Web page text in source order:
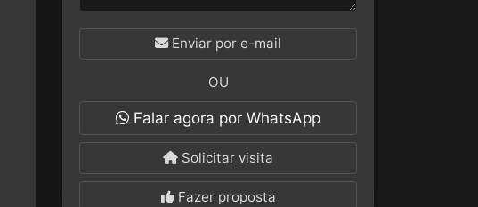
Enviar por e-mail
OU
Falar agora por WhatsApp
Solicitar visita
Fazer proposta